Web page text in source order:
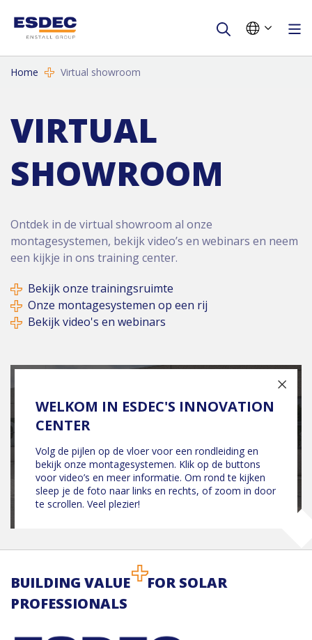
Home Virtual showroom
VIRTUAL
SHOWROOM
Ontdek in de virtual showroom al onze
montagesystemen, bekijk video’s en webinars en neem
een kijkje in ons training center.
Bekijk onze trainingsruimte
Onze montagesystemen op een rij
Bekijk video's en webinars
BUILDING VALUE
FOR SOLAR
PROFESSIONALS